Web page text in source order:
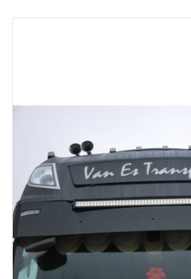
Dakrek /Imperiaal
Booskijkers
Bumper Spoilers
Stoel Verlagen